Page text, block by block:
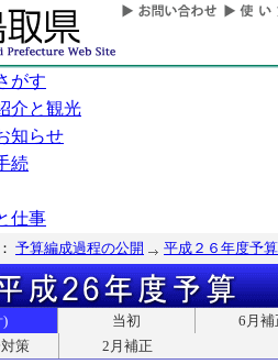
がす
介と観光
知らせ
続
仕事
予算編成過程の公開 平成２６年度予算
) 当初
6月補
策
2月補正